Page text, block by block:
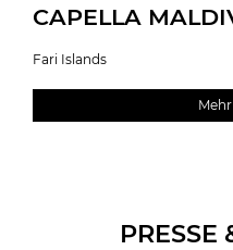
CAPELLA
Fari Islands
PRESSE